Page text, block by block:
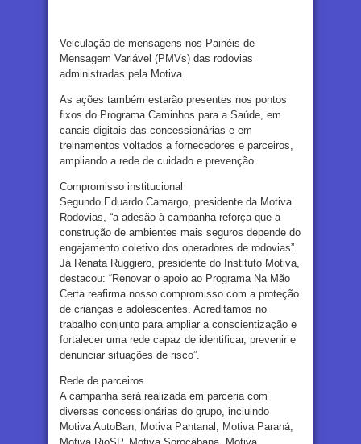
Veiculação de mensagens nos Painéis de
Mensagem Variável (PMVs) das rodovias
administradas pela Motiva.
As ações também estarão presentes nos pontos
fixos do Programa Caminhos para a Saúde, em
canais digitais das concessionárias e em
treinamentos voltados a fornecedores e parceiros,
ampliando a rede de cuidado e prevenção.
Compromisso institucional
Segundo Eduardo Camargo, presidente da Motiva
Rodovias, “a adesão à campanha reforça que a
construção de ambientes mais seguros depende do
engajamento coletivo dos operadores de rodovias”.
Já Renata Ruggiero, presidente do Instituto Motiva,
destacou: “Renovar o apoio ao Programa Na Mão
Certa reafirma nosso compromisso com a proteção
de crianças e adolescentes. Acreditamos no
trabalho conjunto para ampliar a conscientização e
fortalecer uma rede capaz de identificar, prevenir e
denunciar situações de risco”.
Rede de parceiros
A campanha será realizada em parceria com
diversas concessionárias do grupo, incluindo
Motiva AutoBan, Motiva Pantanal, Motiva Paraná,